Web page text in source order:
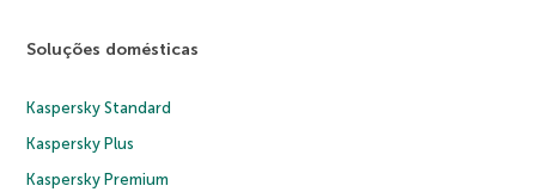
Soluções domésticas
Kaspersky Standard
Kaspersky Plus
Kaspersky Premium